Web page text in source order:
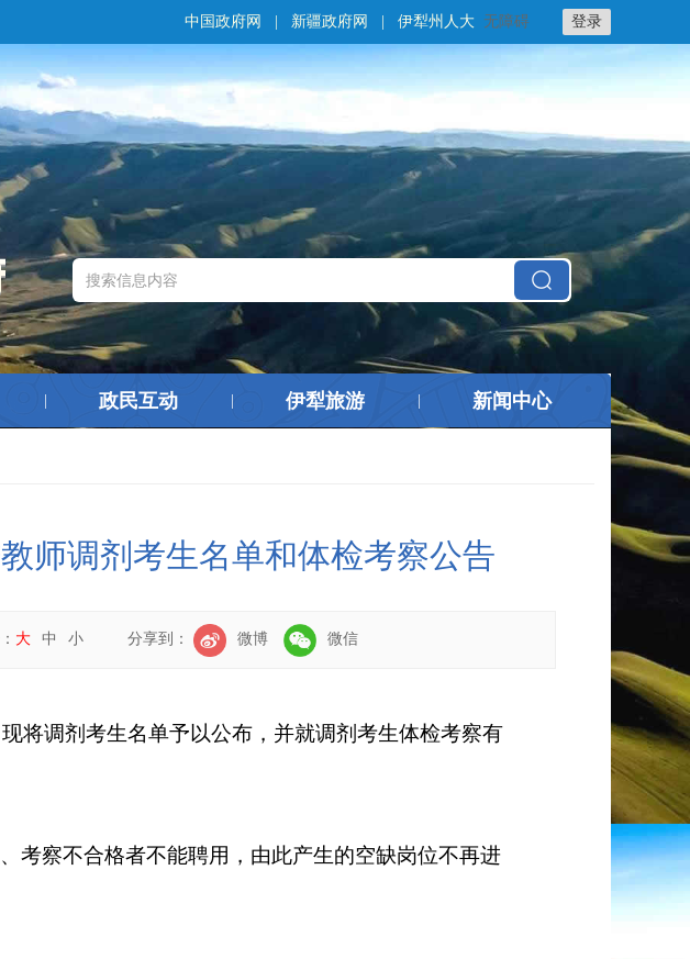
登录
无障碍
中国政府网 新疆政府网 伊犁州人大
政民互动 伊犁旅游 新闻中心
师调剂考生名单和体检考察公告
大 中 小 分享到： 微博 微信
现将调剂考生名单予以公布，并就调剂考生体检考察有
考察不合格者不能聘用，由此产生的空缺岗位不再进